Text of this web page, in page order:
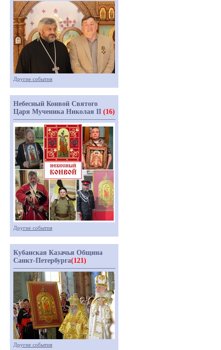
Другие события
Небесный Конвой Святого
Царя Мученика Николая II (16)
Другие события
Кубанская Казачья Община
Санкт-Петербурга(121)
Другие события